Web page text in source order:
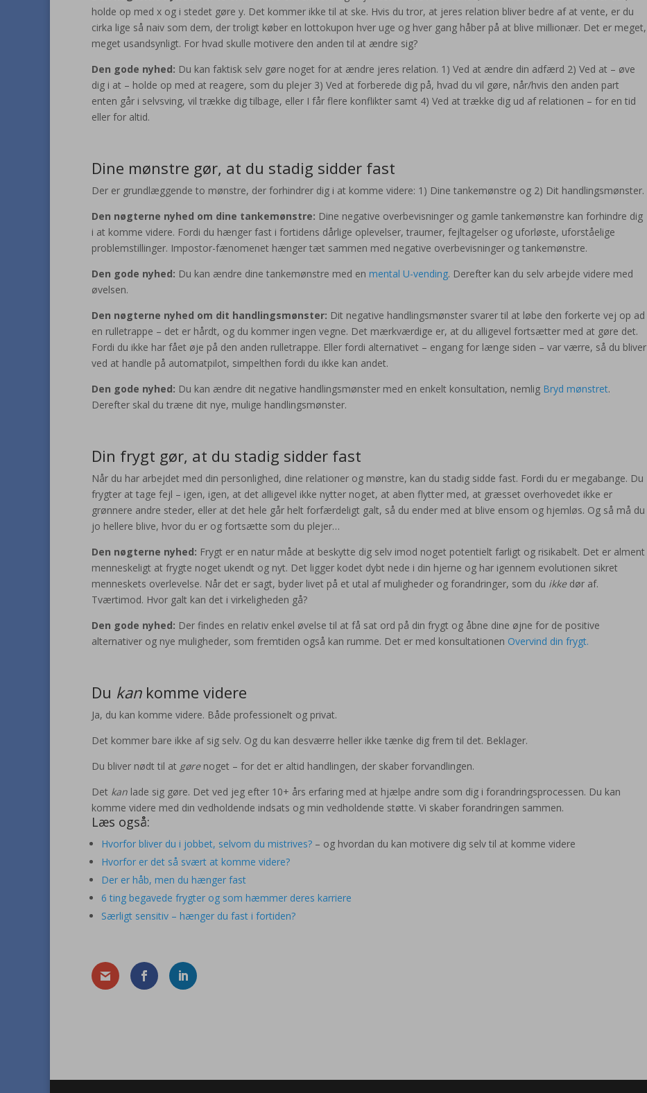
holde op med x og i stedet gøre y. Det kommer ikke til at ske. Hvis du tror, at jeres relation bliver bedre af at vente, er du
cirka lige så naiv som dem, der troligt køber en lottokupon hver uge og hver gang håber på at blive millionær. Det er meget,
meget usandsynligt. For hvad skulle motivere den anden til at ændre sig?
Den gode nyhed: Du kan faktisk selv gøre noget for at ændre jeres relation. 1) Ved at ændre din adfærd 2) Ved at – øve
dig i at – holde op med at reagere, som du plejer 3) Ved at forberede dig på, hvad du vil gøre, når/hvis den anden part
enten går i selvsving, vil trække dig tilbage, eller I får flere konflikter samt 4) Ved at trække dig ud af relationen – for en tid
eller for altid.
Dine mønstre gør, at du stadig sidder fast
Der er grundlæggende to mønstre, der forhindrer dig i at komme videre: 1) Dine tankemønstre og 2) Dit handlingsmønster.
Den nøgterne nyhed om dine tankemønstre: Dine negative overbevisninger og gamle tankemønstre kan forhindre dig
i at komme videre. Fordi du hænger fast i fortidens dårlige oplevelser, traumer, fejltagelser og uforløste, uforståelige
problemstillinger. Impostor-fænomenet hænger tæt sammen med negative overbevisninger og tankemønstre.
Den gode nyhed: Du kan ændre dine tankemønstre med en mental U-vending. Derefter kan du selv arbejde videre med
øvelsen.
Den nøgterne nyhed om dit handlingsmønster: Dit negative handlingsmønster svarer til at løbe den forkerte vej op ad
en rulletrappe – det er hårdt, og du kommer ingen vegne. Det mærkværdige er, at du alligevel fortsætter med at gøre det.
Fordi du ikke har fået øje på den anden rulletrappe. Eller fordi alternativet – engang for længe siden – var værre, så du bliver
ved at handle på automatpilot, simpelthen fordi du ikke kan andet.
Den gode nyhed: Du kan ændre dit negative handlingsmønster med en enkelt konsultation, nemlig Bryd mønstret.
Derefter skal du træne dit nye, mulige handlingsmønster.
Din frygt gør, at du stadig sidder fast
Når du har arbejdet med din personlighed, dine relationer og mønstre, kan du stadig sidde fast. Fordi du er megabange. Du
frygter at tage fejl – igen, igen, at det alligevel ikke nytter noget, at aben flytter med, at græsset overhovedet ikke er
grønnere andre steder, eller at det hele går helt forfærdeligt galt, så du ender med at blive ensom og hjemløs. Og så må du
jo hellere blive, hvor du er og fortsætte som du plejer…
Den nøgterne nyhed: Frygt er en natur måde at beskytte dig selv imod noget potentielt farligt og risikabelt. Det er alment
menneskeligt at frygte noget ukendt og nyt. Det ligger kodet dybt nede i din hjerne og har igennem evolutionen sikret
menneskets overlevelse. Når det er sagt, byder livet på et utal af muligheder og forandringer, som du ikkedør af.
Tværtimod. Hvor galt kan det i virkeligheden gå?
Den gode nyhed: Der findes en relativ enkel øvelse til at få sat ord på din frygt og åbne dine øjne for de positive
alternativer og nye muligheder, som fremtiden også kan rumme. Det er med konsultationen Overvind din frygt.
Du kankomme videre
Ja, du kan komme videre. Både professionelt og privat.
Det kommer bare ikke af sig selv. Og du kan desværre heller ikke tænke dig frem til det. Beklager.
Du bliver nødt til at gørenoget – for det er altid handlingen, der skaber forvandlingen.
Det kan lade sig gøre. Det ved jeg efter 10+ års erfaring med at hjælpe andre som dig i forandringsprocessen. Du kan
komme videre med din vedholdende indsats og min vedholdende støtte. Vi skaber forandringen sammen.
Læs også:
Hvorfor bliver du i jobbet, selvom du mistrives? – og hvordan du kan motivere dig selv til at komme videre
Hvorfor er det så svært at komme videre?
Der er håb, men du hænger fast
6 ting begavede frygter og som hæmmer deres karriere
Særligt sensitiv – hænger du fast i fortiden?